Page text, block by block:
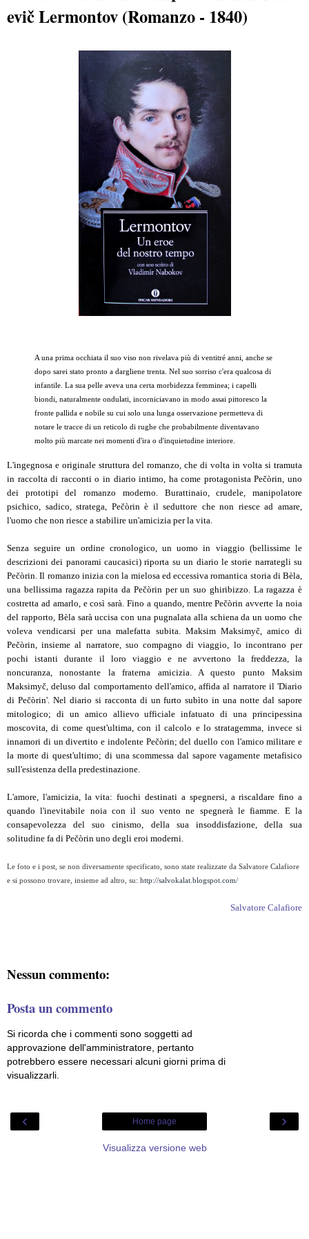
evič Lermontov (Romanzo - 1840)
A una prima occhiata il suo viso non rivelava più di ventitré anni, anche se
dopo sarei stato pronto a dargliene trenta. Nel suo sorriso c'era qualcosa di
infantile. La sua pelle aveva una certa morbidezza femminea; i capelli
biondi, naturalmente ondulati, incorniciavano in modo assai pittoresco la
fronte pallida e nobile su cui solo una lunga osservazione permetteva di
notare le tracce di un reticolo di rughe che probabilmente diventavano
molto più marcate nei momenti d'ira o d'inquietudine interiore.
L'ingegnosa e originale struttura del romanzo, che di volta in volta si tramuta
in raccolta di racconti o in diario intimo, ha come protagonista Pečòrin, uno
dei prototipi del romanzo moderno. Burattinaio, crudele, manipolatore
psichico, sadico, stratega, Pečòrin è il seduttore che non riesce ad amare,
l'uomo che non riesce a stabilire un'amicizia per la vita.
Senza seguire un ordine cronologico, un uomo in viaggio (bellissime le
descrizioni dei panorami caucasici) riporta su un diario le storie narrategli su
Pečòrin. Il romanzo inizia con la mielosa ed eccessiva romantica storia di Bèla,
una bellissima ragazza rapita da Pečòrin per un suo ghiribizzo. La ragazza è
costretta ad amarlo, e così sarà. Fino a quando, mentre Pečòrin avverte la noia
del rapporto, Bèla sarà uccisa con una pugnalata alla schiena da un uomo che
voleva vendicarsi per una malefatta subita. Maksim Maksimyč, amico di
Pečòrin, insieme al narratore, suo compagno di viaggio, lo incontrano per
pochi istanti durante il loro viaggio e ne avvertono la freddezza, la
noncuranza, nonostante la fraterna amicizia. A questo punto Maksim
Maksimyč, deluso dal comportamento dell'amico, affida al narratore il 'Diario
di Pečòrin'. Nel diario si racconta di un furto subìto in una notte dal sapore
mitologico; di un amico allievo ufficiale infatuato di una principessina
moscovita, di come quest'ultima, con il calcolo e lo stratagemma, invece si
innamori di un divertito e indolente Pečòrin; del duello con l'amico militare e
la morte di quest'ultimo; di una scommessa dal sapore vagamente metafisico
sull'esistenza della predestinazione.
L'amore, l'amicizia, la vita: fuochi destinati a spegnersi, a riscaldare fino a
quando l'inevitabile noia con il suo vento ne spegnerà le fiamme. E la
consapevolezza del suo cinismo, della sua insoddisfazione, della sua
solitudine fa di Pečòrin uno degli eroi moderni.
Le foto e i post, se non diversamente specificato, sono state realizzate da Salvatore Calafiore
e si possono trovare, insieme ad altro, su: http://salvokalat.blogspot.com/
Salvatore Calafiore
Nessun commento:
Posta un commento
Si ricorda che i commenti sono soggetti ad
approvazione dell'amministratore, pertanto
potrebbero essere necessari alcuni giorni prima di
visualizzarli.
‹ ›
Home page
Visualizza versione web